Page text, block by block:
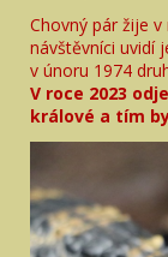
Chovný pár žije
návštěvníci uvidí
v únoru 1974
V roce 2023
králové a tím